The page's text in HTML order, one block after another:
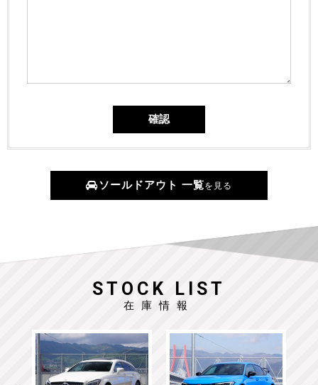
ソールドアウト 一覧を見る
STOCK LIST
在庫情報